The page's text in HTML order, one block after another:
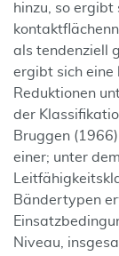
hinzu, so
als tendenziell
ergibt sich eine
Reduktionen
der
Bruggen
einer; unter
Bändertypen
Niveau,